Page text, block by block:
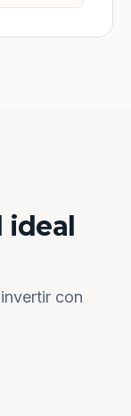
ideal
con